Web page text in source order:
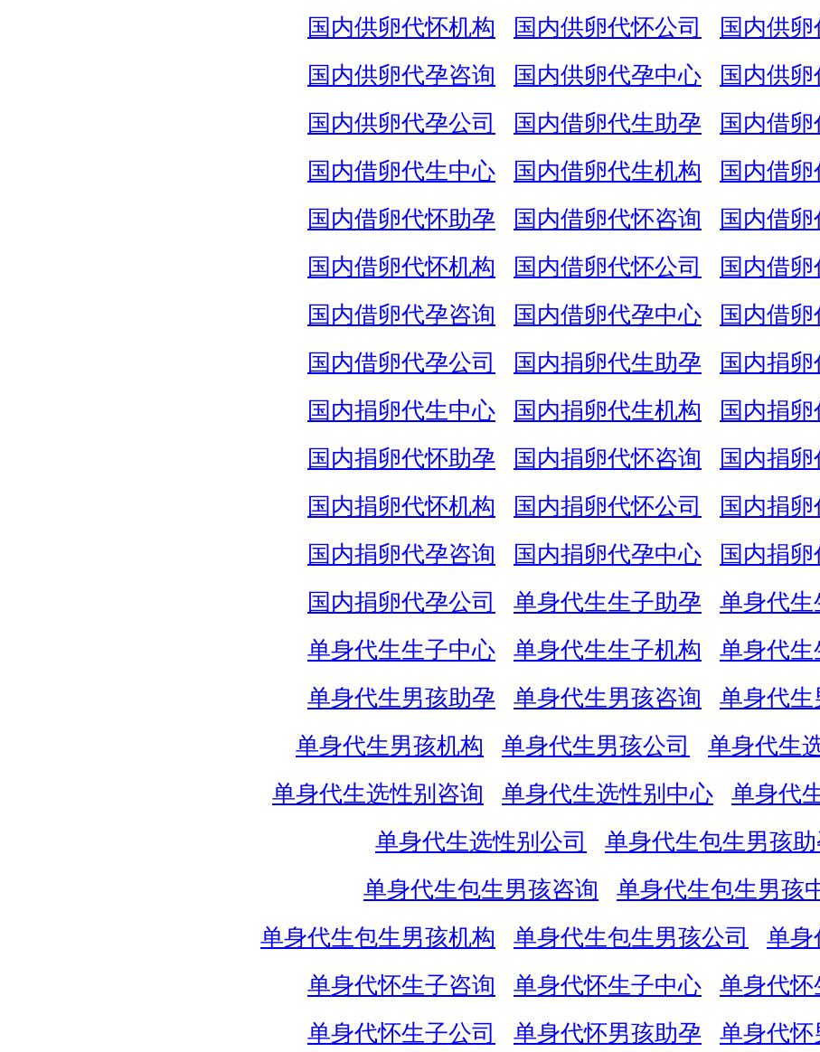
国内供卵代怀机构
国内供卵代怀公司
国内供
国内供卵代孕咨询
国内供卵代孕中心
国内供
国内供卵代孕公司
国内借卵代生助孕
国内借
国内借卵代生中心
国内借卵代生机构
国内借卵
国内借卵代怀助孕
国内借卵代怀咨询
国内借
国内借卵代怀机构
国内借卵代怀公司
国内借
国内借卵代孕咨询
国内借卵代孕中心
国内借
国内借卵代孕公司
国内捐卵代生助孕
国内捐
国内捐卵代生中心
国内捐卵代生机构
国内捐卵
国内捐卵代怀助孕
国内捐卵代怀咨询
国内捐
国内捐卵代怀机构
国内捐卵代怀公司
国内捐
国内捐卵代孕咨询
国内捐卵代孕中心
国内捐
国内捐卵代孕公司
单身代生生子助孕
单身代生
单身代生生子中心
单身代生生子机构
单身代生
单身代生男孩助孕
单身代生男孩咨询
单身代
单身代生男孩机构
单身代生男孩公司
单身代生
单身代生选性别咨询
单身代生选性别中心
单身代
单身代生选性别公司
单身代生包生男孩
单身代生包生男孩咨询
单身代生包生男孩
单身代生包生男孩机构
单身代生包生男孩公司
单身
单身代怀生子咨询
单身代怀生子中心
单身代怀
单身代怀生子公司
单身代怀男孩助孕 单身代怀